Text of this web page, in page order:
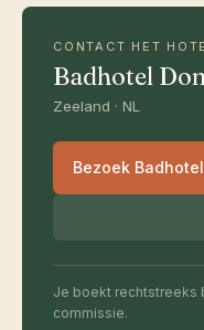
CONTACT HET
Badhotel
Zeeland · NL
Bezoek
Je boekt rechtstreeks
commissie.